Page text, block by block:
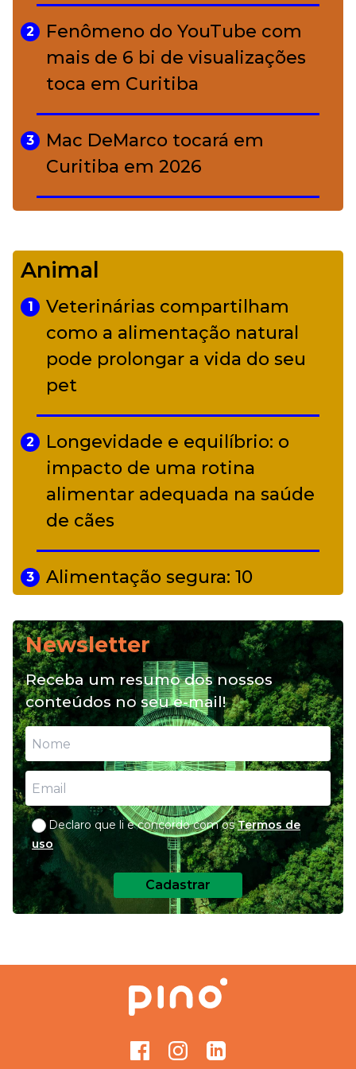
função de cada ativo
2
Fenômeno do YouTube com
mais de 6 bi de visualizações
toca em Curitiba
3
Mac DeMarco tocará em
Curitiba em 2026
Camerata tem repertório
diverso a partir de R$ 17
Adriana Calcanhotto retoma
alter ego infantil para show em
Curitiba
Animal
1
Veterinárias compartilham
como a alimentação natural
pode prolongar a vida do seu
pet
2
Longevidade e equilíbrio: o
impacto de uma rotina
alimentar adequada na saúde
de cães
3
Alimentação segura: 10
4
Alimentação natural e mix
feeding: conheça essas opções
para nutrição do seu pet
Newsletter
Receba um resumo dos nossos
conteúdos no seu e-mail!
Declaro que li e concordo com os Termos de
uso
Cadastrar
FacebookInstagramGitHub